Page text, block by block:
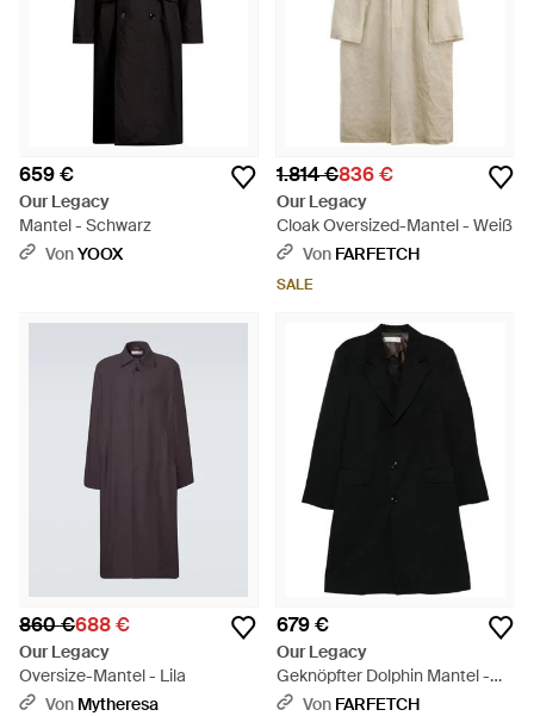
659 €
Our Legacy
Mantel - Schwarz
VonYOOX
1.814 €836 €
Our Legacy
Cloak Oversized-Mantel - Weiß
Von FARFETCH
SALE
860 €688 €
Our Legacy
Oversize-Mantel - Lila
Von Mytheresa
679 €
Our Legacy
Geknöpfter Dolphin Mantel -
Schwarz
Von FARFETCH